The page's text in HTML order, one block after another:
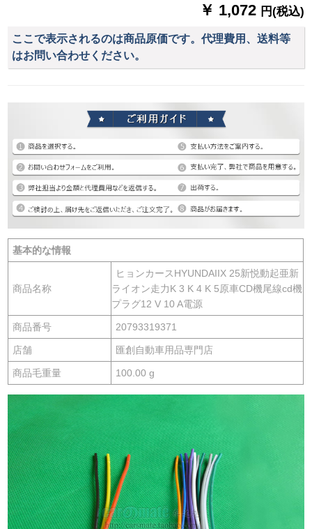
￥ 1,072 円(税込)
ここで表示されるのは商品原価です。代理費用、送料等
はお問い合わせください。
基本的な情報
商品名称
ヒョンカースHYUNDAIIX 25新悦動起亜新
ライオン走力K 3 K 4 K 5原車CD機尾線cd機
プラグ12 V 10 A電源
商品番号 20793319371
店舗 匯創自動車用品専門店
商品毛重量 100.00 g